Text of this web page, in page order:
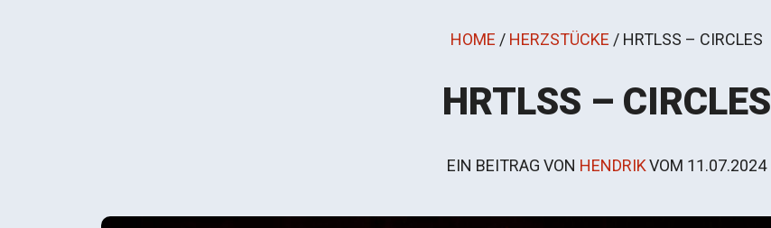
HOME / HERZSTÜCKE / HRTLSS – CIRCLES
HRTLSS – CIRCLES
EIN BEITRAG VON HENDRIKVOM 11.07.2024